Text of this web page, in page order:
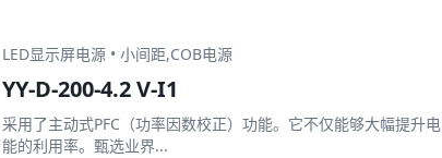
LED显示屏电源 • 小间距,COB电源
YY-D-200-4.2 V-I1
采用了主动式PFC（功率因数校正）功能。它不仅能够大幅提升电
能的利用率。甄选业界...